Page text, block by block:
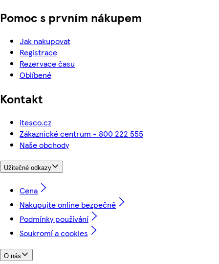
Pomoc s prvním nákupem
Jak nakupovat
Registrace
Rezervace času
Oblíbené
Kontakt
itesco.cz
Zákaznické centrum - 800 222 555
Naše obchody
Užitečné odkazy
Cena
Nakupujte online bezpečně
Podmínky používání
Soukromí a cookies
O nás